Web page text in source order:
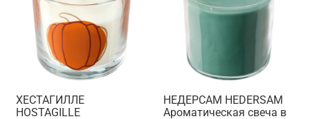
ХЕСТАГИЛЛЕ
HOSTAGILLE
НЕДЕРСАМ HEDERSAM
Ароматическая свеча в